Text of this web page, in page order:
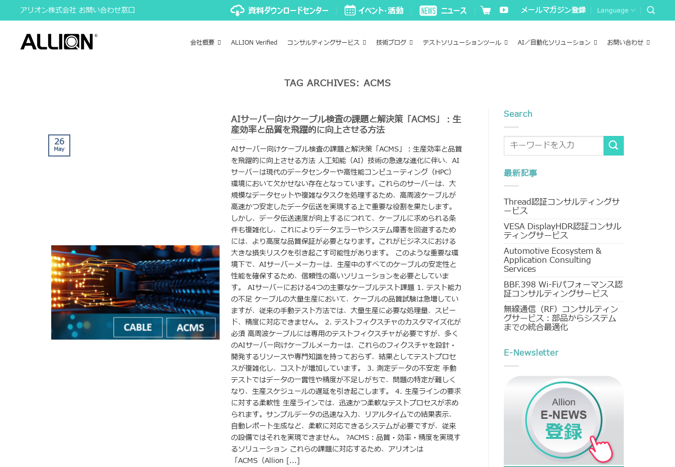
to
content
アリオン株式会社 お問い合わせ窓口 メールマガジン登録 Language
会社概要 ALLION Verified コンサルティングサービス 技術ブログ テストソリューションツール AI／自動化ソリューション お問い合わせ
TAG ARCHIVES:ACMS
AIサーバー向けケーブル検査の課題と解決策「ACMS」：生
産効率と品質を飛躍的に向上させる方法
AIサーバー向けケーブル検査の課題と解決策「ACMS」：生産効率と品質
を飛躍的に向上させる方法 人工知能（AI）技術の急速な進化に伴い、AI
サーバーは現代のデータセンターや高性能コンピューティング（HPC）
環境において欠かせない存在となっています。これらのサーバーは、大
規模なデータセットや複雑なタスクを処理するため、高周波ケーブルが
高速かつ安定したデータ伝送を実現する上で重要な役割を果たします。
しかし、データ伝送速度が向上するにつれて、ケーブルに求められる条
件も複雑化し、これによりデータエラーやシステム障害を回避するため
には、より高度な品質保証が必要となります。これがビジネスにおける
大きな損失リスクを引き起こす可能性があります。 このような重要な環
境下で、AIサーバーメーカーは、生産中のすべてのケーブルの安定性と
性能を確保するため、信頼性の高いソリューションを必要としていま
す。 AIサーバーにおける4つの主要なケーブルテスト課題 1. テスト能力
の不足 ケーブルの大量生産において、ケーブルの品質試験は急増してい
ますが、従来の手動テスト方法では、大量生産に必要な処理量、スピー
ド、精度に対応できません。 2. テストフィクスチャのカスタマイズ化が
必須 高周波ケーブルには専用のテストフィクスチャが必要ですが、多く
のAIサーバー向けケーブルメーカーは、これらのフィクスチャを設計・
開発するリソースや専門知識を持っておらず、結果としてテストプロセ
スが複雑化し、コストが増加しています。 3. 測定データの不安定 手動
テストではデータの一貫性や精度が不足しがちで、問題の特定が難しく
なり、生産スケジュールの遅延を引き起こします。 4. 生産ラインの要求
に対する柔軟性 生産ラインでは、迅速かつ柔軟なテストプロセスが求め
られます。サンプルデータの迅速な入力、リアルタイムでの結果表示、
自動レポート生成など、柔軟に対応できるシステムが必要ですが、従来
の設備ではそれを実現できません。 ?ACMS：品質・効率・精度を実現す
るソリューション これらの課題に対応するため、アリオンは
「ACMS（Allion [...]
26
May
Search
最新記事
Thread認証コンサルティングサ
ービス
VESA DisplayHDR認証コンサル
ティングサービス
Automotive Ecosystem &
Application Consulting
Services
BBF.398 Wi-Fiパフォーマンス認
証コンサルティングサービス
無線通信（RF）コンサルティン
グサービス：部品からシステム
までの統合最適化
E-Newsletter